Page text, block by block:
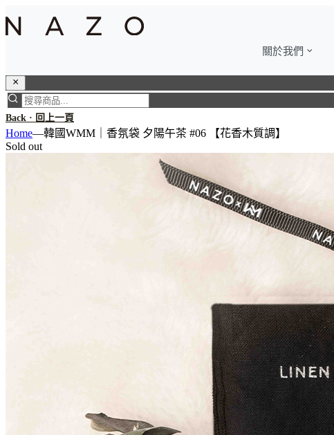
關於我們
Back · 回上一頁
Home—韓國WMM｜香氛袋 夕陽午茶 #06 【花香木質調】
Sold out